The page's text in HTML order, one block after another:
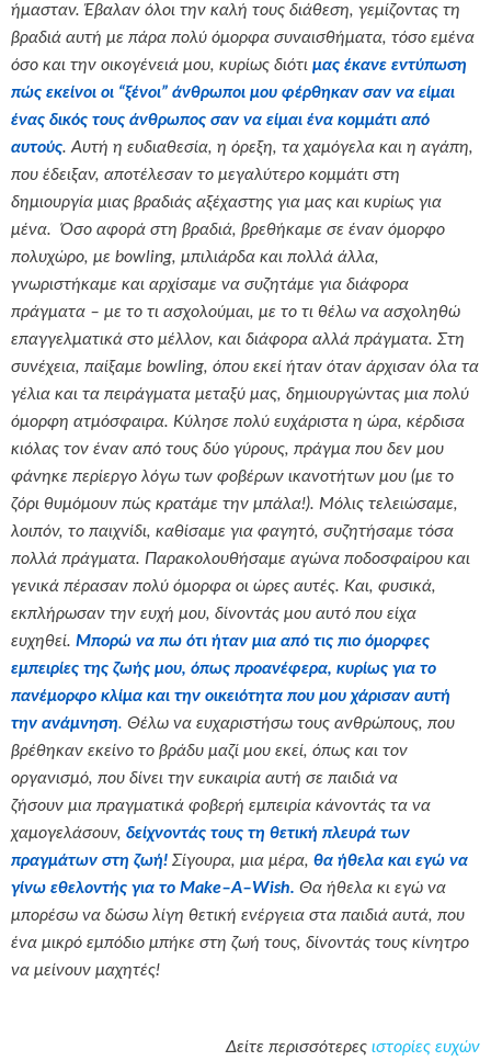
ήμασταν. Έβαλαν όλοι την καλή τους διάθεση, γεμίζοντας τη
βραδιά αυτή με πάρα πολύ όμορφα συναισθήματα, τόσο εμένα
όσο και την οικογένειά μου, κυρίως διότι μας έκανε εντύπωση
πώς εκείνοι οι “ξένοι” άνθρωποι μου φέρθηκαν σαν να είμαι
ένας δικός τους άνθρωπος σαν να είμαι ένα κομμάτι από
αυτούς. Αυτή η ευδιαθεσία, η όρεξη, τα χαμόγελα και η αγάπη,
που έδειξαν, αποτέλεσαν το μεγαλύτερο κομμάτι στη
δημιουργία μιας βραδιάς αξέχαστης για μας και κυρίως για
μένα. Όσο αφορά στη βραδιά, βρεθήκαμε σε έναν όμορφο
πολυχώρο, με bowling, μπιλιάρδα και πολλά άλλα,
γνωριστήκαμε και αρχίσαμε να συζητάμε για διάφορα
πράγματα – με το τι ασχολούμαι, με το τι θέλω να ασχοληθώ
επαγγελματικά στο μέλλον, και διάφορα αλλά πράγματα. Στη
συνέχεια, παίξαμε bowling, όπου εκεί ήταν όταν άρχισαν όλα τα
γέλια και τα πειράγματα μεταξύ μας, δημιουργώντας μια πολύ
όμορφη ατμόσφαιρα. Κύλησε πολύ ευχάριστα η ώρα, κέρδισα
κιόλας τον έναν από τους δύο γύρους, πράγμα που δεν μου
φάνηκε περίεργο λόγω των φοβέρων ικανοτήτων μου (με το
ζόρι θυμόμουν πώς κρατάμε την μπάλα!). Μόλις τελειώσαμε,
λοιπόν, το παιχνίδι, καθίσαμε για φαγητό, συζητήσαμε τόσα
πολλά πράγματα. Παρακολουθήσαμε αγώνα ποδοσφαίρου και
γενικά πέρασαν πολύ όμορφα οι ώρες αυτές. Και, φυσικά,
εκπλήρωσαν την ευχή μου, δίνοντάς μου αυτό που είχα
ευχηθεί. Μπορώ να πω ότι ήταν μια από τις πιο όμορφες
εμπειρίες της ζωής μου, όπως προανέφερα, κυρίως για το
πανέμορφο κλίμα και την οικειότητα που μου χάρισαν αυτή
την ανάμνηση. Θέλω να ευχαριστήσω τους ανθρώπους, που
βρέθηκαν εκείνο το βράδυ μαζί μου εκεί, όπως και τον
οργανισμό, που δίνει την ευκαιρία αυτή σε παιδιά να
ζήσουν μια πραγματικά φοβερή εμπειρία κάνοντάς τα να
χαμογελάσουν, δείχνοντάς τους τη θετική πλευρά των
πραγμάτων στη ζωή! Σίγουρα, μια μέρα, θα ήθελα και εγώ να
γίνω εθελοντής για το Make–A–Wish. Θα ήθελα κι εγώ να
μπορέσω να δώσω λίγη θετική ενέργεια στα παιδιά αυτά, που
ένα μικρό εμπόδιο μπήκε στη ζωή τους, δίνοντάς τους κίνητρο
να μείνουν μαχητές!
Δείτε περισσότερες ιστορίες ευχών